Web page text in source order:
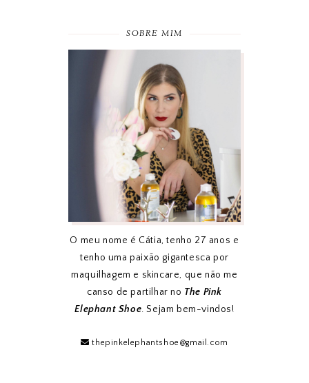
SOBRE MIM
O meu nome é Cátia, tenho 27 anos e
tenho uma paixão gigantesca por
maquilhagem e skincare, que não me
canso de partilhar no The Pink
Elephant Shoe. Sejam bem-vindos!
thepinkelephantshoe@gmail.com